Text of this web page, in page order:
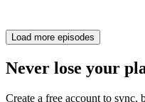
Load more episodes
Never lose your
Create a free account to sync,